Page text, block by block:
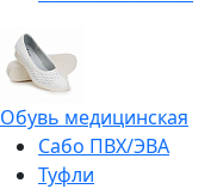
Обувь медицинская
Сабо ПВХ/ЭВА
Туфли